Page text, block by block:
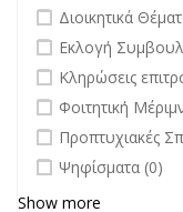
undefined
Διοικητικά
undefined
Εκλογή
undefined
Κληρώσεις
undefined
Φοιτητική
undefined
Προπτυχιακές
undefined
Ψηφίσματα (0)
Show more